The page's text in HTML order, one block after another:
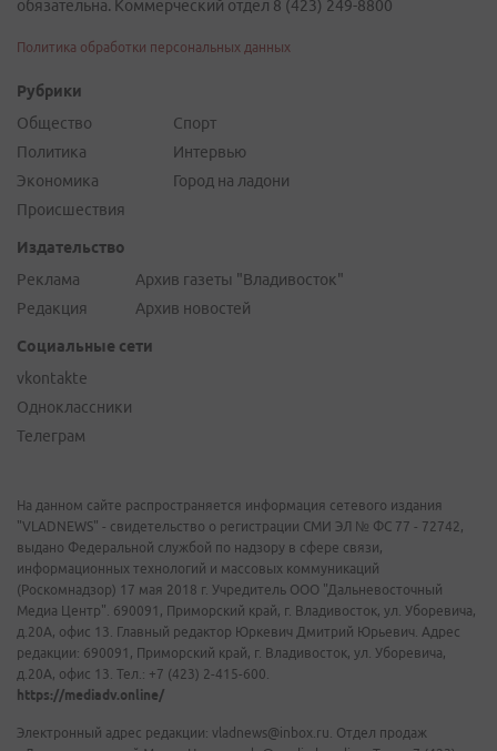
обязательна. Коммерческий отдел 8 (423) 249-8800
Политика обработки персональных данных
Рубрики
Общество
Политика
Экономика
Происшествия
Спорт
Интервью
Город на ладони
Издательство
Реклама
Редакция
Архив газеты "Владивосток"
Архив новостей
Социальные сети
vkontakte
Одноклассники
Телеграм
На данном сайте распространяется информация сетевого издания
"VLADNEWS" - свидетельство о регистрации СМИ ЭЛ № ФС 77 - 72742,
выдано Федеральной службой по надзору в сфере связи,
информационных технологий и массовых коммуникаций
(Роскомнадзор) 17 мая 2018 г. Учредитель ООО "Дальневосточный
Медиа Центр". 690091, Приморский край, г. Владивосток, ул. Уборевича,
д.20А, офис 13. Главный редактор Юркевич Дмитрий Юрьевич. Адрес
редакции: 690091, Приморский край, г. Владивосток, ул. Уборевича,
д.20А, офис 13. Тел.: +7 (423) 2-415-600.
https://mediadv.online/
Электронный адрес редакции: vladnews@inbox.ru. Отдел продаж